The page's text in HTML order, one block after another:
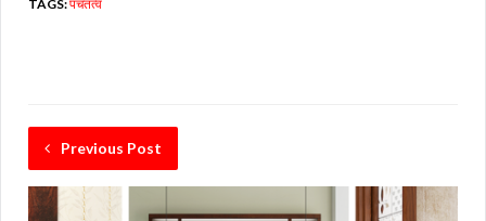
TAGS:पंचतत्व
Previous Post